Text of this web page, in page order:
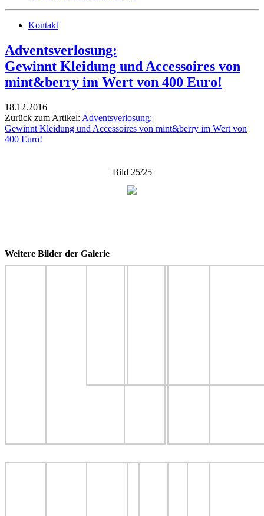
Kontakt
Adventsverlosung:
Gewinnt Kleidung und Accessoires von
mint&berry im Wert von 400 Euro!
18.12.2016
Zurück zum Artikel: Adventsverlosung:
Gewinnt Kleidung und Accessoires von mint&berry im Wert von
400 Euro!
Bild 25/25
Weitere Bilder der Galerie